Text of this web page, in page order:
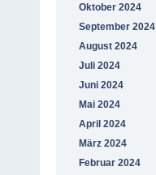
Oktober 2024
September 2024
August 2024
Juli 2024
Juni 2024
Mai 2024
April 2024
März 2024
Februar 2024